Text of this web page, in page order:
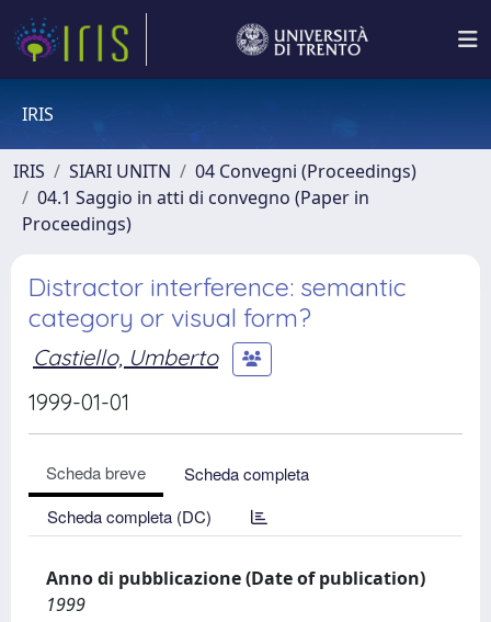
IRIS
IRIS SIARI UNITN
04 Convegni (Proceedings)
04.1 Saggio in atti di convegno (Paper in
Proceedings)
Distractor interference: semantic
category or visual form?
Castiello, Umberto
1999-01-01
Scheda breve
Scheda completa
Scheda completa (DC)
Anno di pubblicazione (Date of publication)
1999